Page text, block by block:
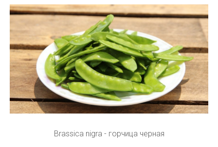
Brassica nigra - горчица черная